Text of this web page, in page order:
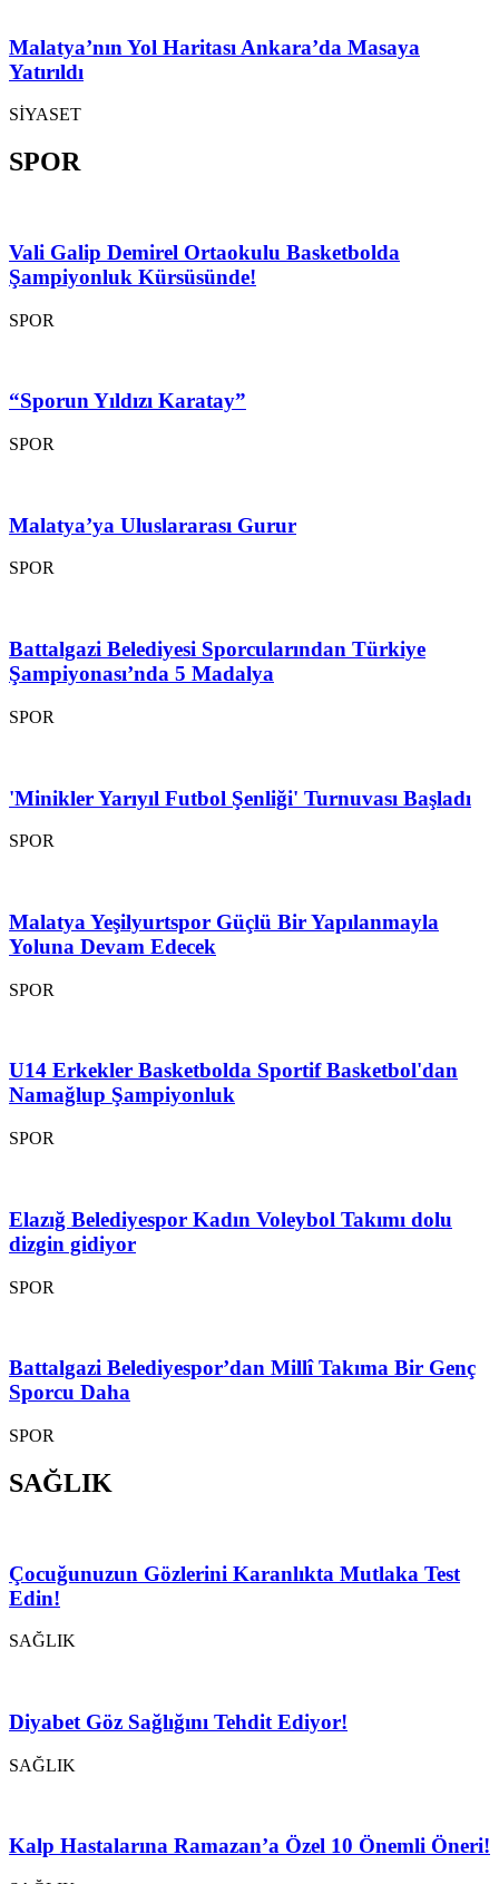
Malatya’nın Yol Haritası Ankara’da Masaya
Yatırıldı
SİYASET
SPOR
Vali Galip Demirel Ortaokulu Basketbolda
Şampiyonluk Kürsüsünde!
SPOR
“Sporun Yıldızı Karatay”
SPOR
Malatya’ya Uluslararası Gurur
SPOR
Battalgazi Belediyesi Sporcularından Türkiye
Şampiyonası’nda 5 Madalya
SPOR
'Minikler Yarıyıl Futbol Şenliği' Turnuvası Başladı
SPOR
Malatya Yeşilyurtspor Güçlü Bir Yapılanmayla
Yoluna Devam Edecek
SPOR
U14 Erkekler Basketbolda Sportif Basketbol'dan
Namağlup Şampiyonluk
SPOR
Elazığ Belediyespor Kadın Voleybol Takımı dolu
dizgin gidiyor
SPOR
Battalgazi Belediyespor’dan Millî Takıma Bir Genç
Sporcu Daha
SPOR
SAĞLIK
Çocuğunuzun Gözlerini Karanlıkta Mutlaka Test
Edin!
SAĞLIK
Diyabet Göz Sağlığını Tehdit Ediyor!
SAĞLIK
Kalp Hastalarına Ramazan’a Özel 10 Önemli Öneri!